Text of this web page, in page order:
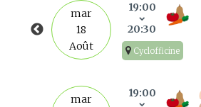
mar
18
Août
19:00
20:30
Cyclofficine
mar
19:00